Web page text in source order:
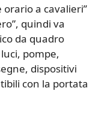
a cavalieri”
quindi va
da quadro
pompe,
dispositivi
con la portata